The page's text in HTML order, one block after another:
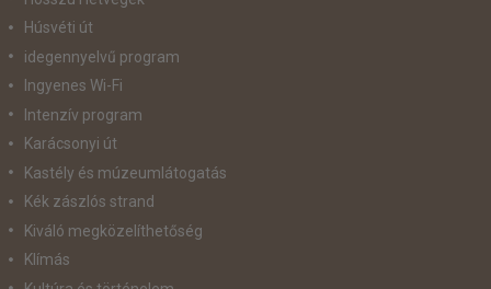
Húsvéti út
idegennyelvű program
Ingyenes Wi-Fi
Intenzív program
Karácsonyi út
Kastély és múzeumlátogatás
Kék zászlós strand
Kiváló megközelíthetőség
Klímás